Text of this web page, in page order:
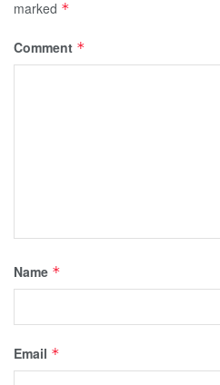
marked *
Comment *
Name *
Email *